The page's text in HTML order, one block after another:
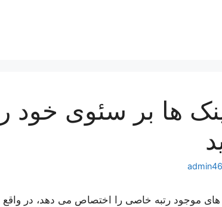
ها بر سئوی خود
موجود رتبه خاصی را اختصاص می دهد، در واقع